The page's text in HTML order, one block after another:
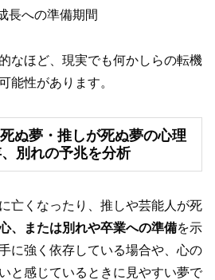
長への準備期間
なほど、現実でも何かしらの転機
能性があります。
ぬ夢・推しが死ぬ夢の心理
別れの予兆を分析
亡くなったり、推しや芸能人が死
、または別れや卒業への準備を示
に強く依存している場合や、心の
と感じているときに見やすい夢で